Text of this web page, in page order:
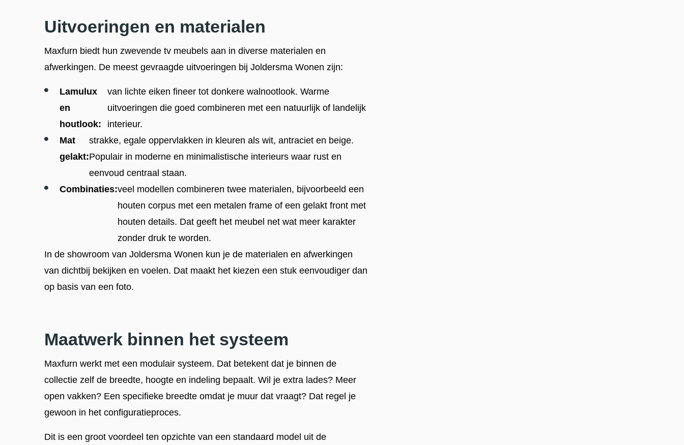
Uitvoeringen en materialen
Maxfurn biedt hun zwevende tv meubels aan in diverse materialen en
afwerkingen. De meest gevraagde uitvoeringen bij Joldersma Wonen zijn:
Lamulux
en
houtlook:
van lichte eiken fineer tot donkere walnootlook. Warme
uitvoeringen die goed combineren met een natuurlijk of landelijk
interieur.
Mat
gelakt:
strakke, egale oppervlakken in kleuren als wit, antraciet en beige.
Populair in moderne en minimalistische interieurs waar rust en
eenvoud centraal staan.
Combinaties:veel modellen combineren twee materialen, bijvoorbeeld een
houten corpus met een metalen frame of een gelakt front met
houten details. Dat geeft het meubel net wat meer karakter
zonder druk te worden.
In de showroom van Joldersma Wonen kun je de materialen en afwerkingen
van dichtbij bekijken en voelen. Dat maakt het kiezen een stuk eenvoudiger dan
op basis van een foto.
Maatwerk binnen het systeem
Maxfurn werkt met een modulair systeem. Dat betekent dat je binnen de
collectie zelf de breedte, hoogte en indeling bepaalt. Wil je extra lades? Meer
open vakken? Een specifieke breedte omdat je muur dat vraagt? Dat regel je
gewoon in het configuratieproces.
Dit is een groot voordeel ten opzichte van een standaard model uit de